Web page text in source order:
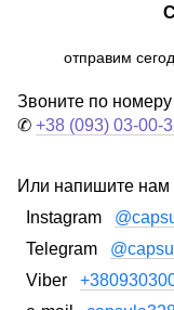
отправим
Звоните по номеру
✆ +38 (093) 03-00-
Или напишите нам
Instagram
Telegram
Viber